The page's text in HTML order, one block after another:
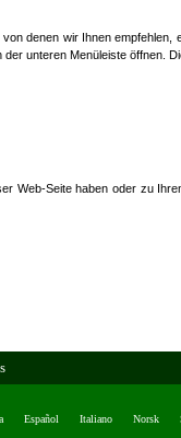
denen wir Ihnen
unteren Menüleiste öffnen.
Web-Seite haben oder zu
Español Italiano Norsk